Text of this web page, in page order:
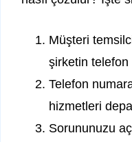
Müşteri
şirketin telefon
Telefon
hizmetleri
Sorununuzu